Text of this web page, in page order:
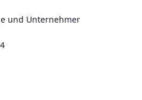
und Unternehmer